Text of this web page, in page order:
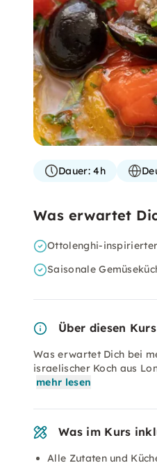
Dauer:4h
Was erwartet
Ottolenghi-
Saisonale
Über diesen Kurs
Was erwartet Dich bei
israelischer Koch aus
mehr lesen
Was im Kurs
Alle Zutaten und